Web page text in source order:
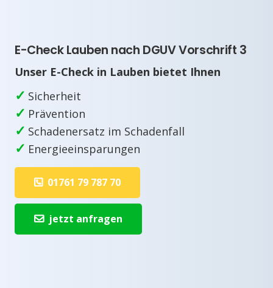
E-Check Lauben nach DGUV Vorschrift 3
Unser E-Check in Lauben bietet Ihnen
✓ Sicherheit
✓ Prävention
✓ Schadenersatz im Schadenfall
✓ Energieeinsparungen
01761 79 787 70
jetzt anfragen